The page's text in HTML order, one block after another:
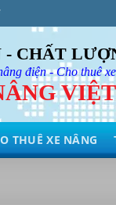
CHẤT
điện - Cho thuê
THUÊ XE NÂNG